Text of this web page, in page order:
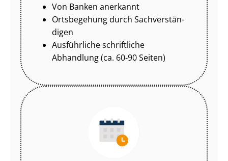
Von Banken anerkannt
Ortsbegehung durch Sach­ver­stän­
di­gen
Ausführliche schriftliche
Abhandlung (ca. 60-90 Seiten)